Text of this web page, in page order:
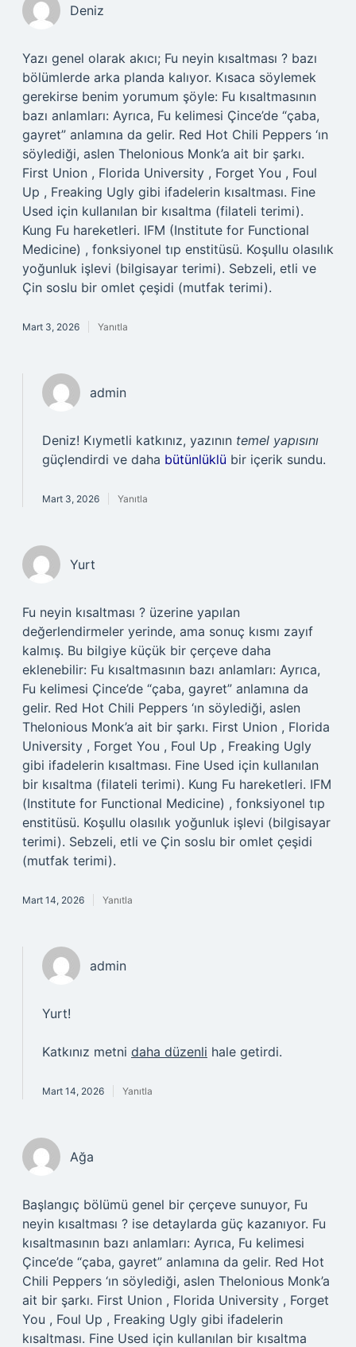
Deniz
Yazı genel olarak akıcı; Fu neyin kısaltması ? bazı
bölümlerde arka planda kalıyor. Kısaca söylemek
gerekirse benim yorumum şöyle: Fu kısaltmasının
bazı anlamları: Ayrıca, Fu kelimesi Çince’de “çaba,
gayret” anlamına da gelir. Red Hot Chili Peppers ‘ın
söylediği, aslen Thelonious Monk’a ait bir şarkı.
First Union , Florida University , Forget You , Foul
Up , Freaking Ugly gibi ifadelerin kısaltması. Fine
Used için kullanılan bir kısaltma (filateli terimi).
Kung Fu hareketleri. IFM (Institute for Functional
Medicine) , fonksiyonel tıp enstitüsü. Koşullu olasılık
yoğunluk işlevi (bilgisayar terimi). Sebzeli, etli ve
Çin soslu bir omlet çeşidi (mutfak terimi).
Mart 3, 2026 Yanıtla
admin
Deniz! Kıymetli katkınız, yazının temel yapısını
güçlendirdi ve daha bütünlüklü bir içerik sundu.
Mart 3, 2026 Yanıtla
Yurt
Fu neyin kısaltması ? üzerine yapılan
değerlendirmeler yerinde, ama sonuç kısmı zayıf
kalmış. Bu bilgiye küçük bir çerçeve daha
eklenebilir: Fu kısaltmasının bazı anlamları: Ayrıca,
Fu kelimesi Çince’de “çaba, gayret” anlamına da
gelir. Red Hot Chili Peppers ‘ın söylediği, aslen
Thelonious Monk’a ait bir şarkı. First Union , Florida
University , Forget You , Foul Up , Freaking Ugly
gibi ifadelerin kısaltması. Fine Used için kullanılan
bir kısaltma (filateli terimi). Kung Fu hareketleri. IFM
(Institute for Functional Medicine) , fonksiyonel tıp
enstitüsü. Koşullu olasılık yoğunluk işlevi (bilgisayar
terimi). Sebzeli, etli ve Çin soslu bir omlet çeşidi
(mutfak terimi).
Mart 14, 2026 Yanıtla
admin
Yurt!
Katkınız metni daha düzenli hale getirdi.
Mart 14, 2026 Yanıtla
Ağa
Başlangıç bölümü genel bir çerçeve sunuyor, Fu
neyin kısaltması ? ise detaylarda güç kazanıyor. Fu
kısaltmasının bazı anlamları: Ayrıca, Fu kelimesi
Çince’de “çaba, gayret” anlamına da gelir. Red Hot
Chili Peppers ‘ın söylediği, aslen Thelonious Monk’a
ait bir şarkı. First Union , Florida University , Forget
You , Foul Up , Freaking Ugly gibi ifadelerin
kısaltması. Fine Used için kullanılan bir kısaltma